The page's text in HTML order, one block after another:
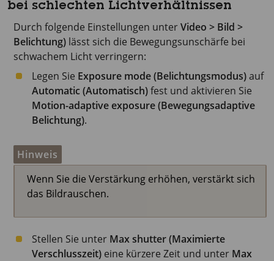
bei schlechten Lichtverhältnissen
Durch folgende Einstellungen unterVideo > Bild >
Belichtung) lässt sich die Bewegungsunschärfe bei
schwachem Licht verringern:
Legen Sie Exposure mode (Belichtungsmodus)auf
Automatic (Automatisch)fest und aktivieren Sie
Motion-adaptive exposure (Bewegungsadaptive
Belichtung).
Hinweis
Wenn Sie die Verstärkung erhöhen, verstärkt sich
das Bildrauschen.
Stellen Sie unter Max shutter (Maximierte
Verschlusszeit) eine kürzere Zeit und unter Max